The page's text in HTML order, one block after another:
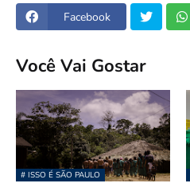
Facebook
Você Vai Gostar
# ISSO É SÃO PAULO